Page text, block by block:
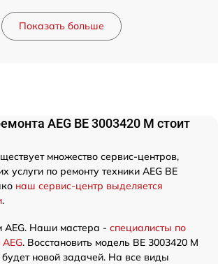
Показать больше
AEG BE 3003420 M стоит
множество сервис-центров,
услуги по ремонту техники AEG BE
наш сервис-центр выделяется
.
Наши мастера - специалисты по
. Восстановить модель BE 3003420 M
новой задачей. На все виды